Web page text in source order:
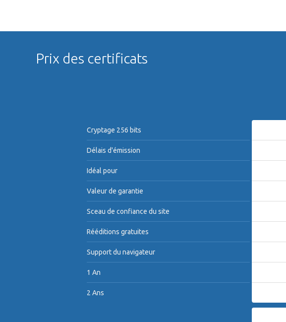
Prix des certificats
Cryptage 256 bits
Délais d'émission
Idéal pour
Valeur de garantie
Sceau de confiance du site
Rééditions gratuites
Support du navigateur
1 An
2 Ans